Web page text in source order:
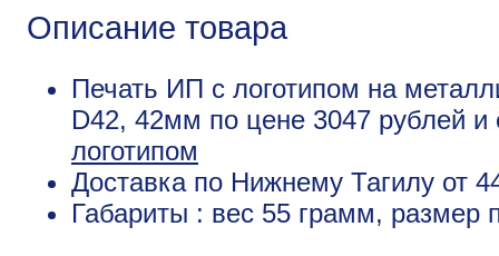
Описание товара
Печать ИП с логотипом на
D42, 42мм по цене 3047 рублей
логотипом
Доставка по Нижнему Тагилу от
Габариты : вес 55 грамм, размер